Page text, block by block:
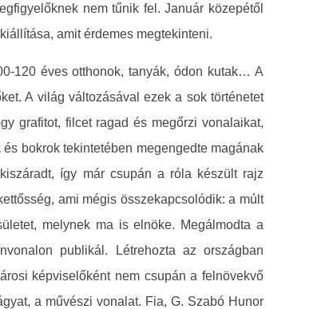
nem tűnik fel. Január közepétől
amit érdemes megtekinteni.
120 éves otthonok, tanyák, ódon kutak… A
A világ változásával ezek a sok történetet
grafitot, filcet ragad és megőrzi vonalaikat,
bokrok tekintetében megengedte magának
így már csupán a róla készült rajz
ami mégis összekapcsolódik: a múlt
melynek ma is elnöke. Megálmodta a
publikál. Létrehozta az országban
képviselőként nem csupán a felnövekvő
a művészi vonalat. Fia, G. Szabó Hunor